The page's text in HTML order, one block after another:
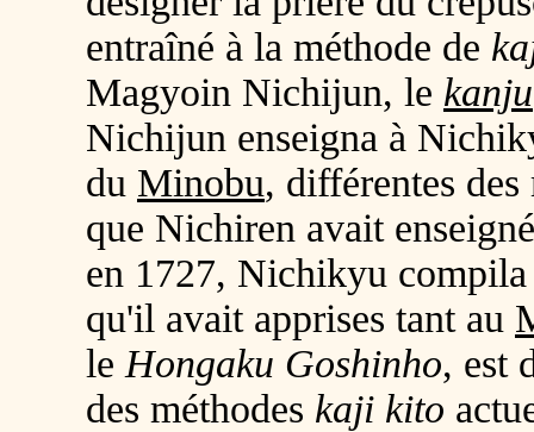
entraîné à la méthode de
Magyoin Nichijun, le kanju
Nichijun enseigna à
du Minobu, différentes
que Nichiren avait
en 1727, Nichikyu
qu'il avait apprises tant au
le Hongaku Goshinho, est
des méthodes kaji kito